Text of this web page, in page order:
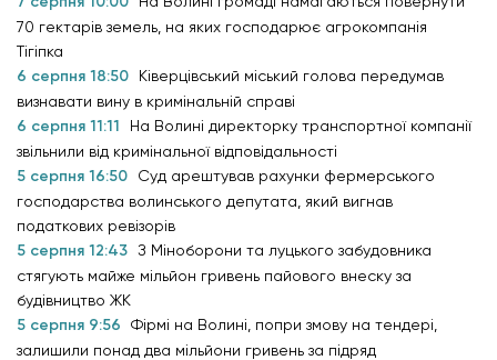
70 гектарів земель, на яких господарює агрокомпанія
Тігіпка
6 серпня 18:50
Ківерцівський міський голова передумав
визнавати вину в кримінальній справі
6 серпня 11:11
На Волині директорку транспортної компанії
звільнили від кримінальної відповідальності
5 серпня 16:50
Суд арештував рахунки фермерського
господарства волинського депутата, який вигнав
податкових ревізорів
5 серпня 12:43 З Міноборони та луцького забудовника
стягують майже мільйон гривень пайового внеску за
будівництво ЖК
5 серпня 9:56
Фірмі на Волині, попри змову на тендері,
залишили понад два мільйони гривень за підряд